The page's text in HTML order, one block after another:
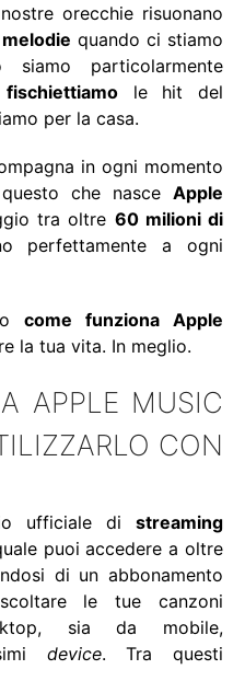
orecchie risuonano
quando ci stiamo
siamo particolarmente
le hit del
per la casa.
in ogni momento
che nasce Apple
tra oltre 60 milioni di
perfettamente a ogni
come funziona Apple
la tua vita. In meglio.
APPLE MUSIC
CON
ufficiale di streaming
puoi accedere a oltre
di un abbonamento
le tue canzoni
sia da mobile,
device. Tra questi